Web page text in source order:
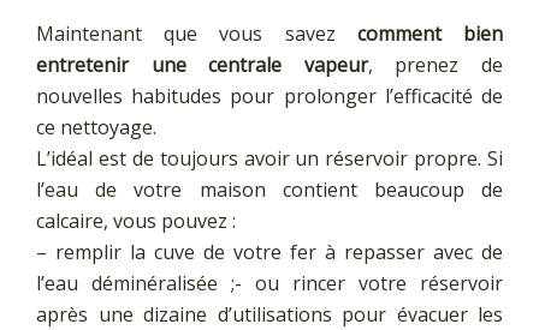
Maintenant que vous savez comment bien
entretenir une centrale vapeur, prenez de
nouvelles habitudes pour prolonger l’efficacité de
ce nettoyage.
L’idéal est de toujours avoir un réservoir propre. Si
l’eau de votre maison contient beaucoup de
calcaire, vous pouvez :
– remplir la cuve de votre fer à repasser avec de
l’eau déminéralisée ;- ou rincer votre réservoir
après une dizaine d’utilisations pour évacuer les